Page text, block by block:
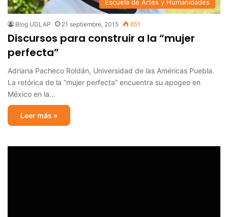
Escuela de Artes y Humanidades
Blog UDLAP 21 septiembre, 2015 651
Discursos para construir a la “mujer
perfecta”
Adriana Pacheco Roldán, Universidad de las Américas Puebla.
La retórica de la “mujer perfecta” encuentra su apogeo en
México en la…
Leer más »